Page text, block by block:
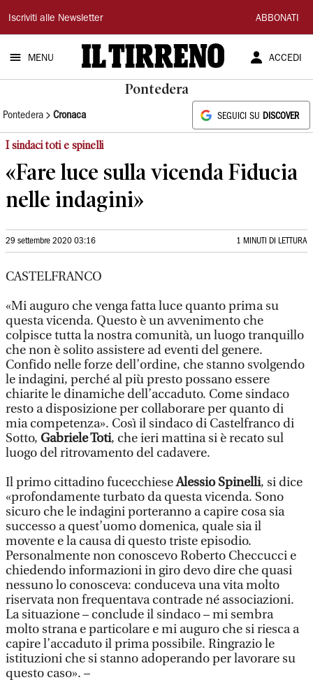
Il
Tirreno
Iscriviti alle Newsletter ABBONATI
MENU ACCEDI
Pontedera
Pontedera Cronaca SEGUICI SU DISCOVER
I sindaci toti e spinelli
«Fare luce sulla vicenda Fiducia
nelle indagini»
29 settembre 2020 03:16 1 MINUTI DI LETTURA
CASTELFRANCO
«Mi auguro che venga fatta luce quanto prima su
questa vicenda. Questo è un avvenimento che
colpisce tutta la nostra comunità, un luogo tranquillo
che non è solito assistere ad eventi del genere.
Confido nelle forze dell’ordine, che stanno svolgendo
le indagini, perché al più presto possano essere
chiarite le dinamiche dell’accaduto. Come sindaco
resto a disposizione per collaborare per quanto di
mia competenza». Così il sindaco di Castelfranco di
Sotto, Gabriele Toti, che ieri mattina si è recato sul
luogo del ritrovamento del cadavere.
Il primo cittadino fucecchieseAlessio Spinelli, si dice
«profondamente turbato da questa vicenda. Sono
sicuro che le indagini porteranno a capire cosa sia
successo a quest’uomo domenica, quale sia il
movente e la causa di questo triste episodio.
Personalmente non conoscevo Roberto Checcucci e
chiedendo informazioni in giro devo dire che quasi
nessuno lo conosceva: conduceva una vita molto
riservata non frequentava contrade né associazioni.
La situazione – conclude il sindaco – mi sembra
molto strana e particolare e mi auguro che si riesca a
capire l’accaduto il prima possibile. Ringrazio le
istituzioni che si stanno adoperando per lavorare su
questo caso». –